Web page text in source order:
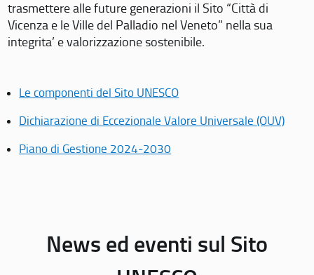
trasmettere alle future generazioni il Sito “Città di
Vicenza e le Ville del Palladio nel Veneto” nella sua
integrita’ e valorizzazione sostenibile.
Le componenti del Sito UNESCO
Dichiarazione di Eccezionale Valore Universale (OUV)
Piano di Gestione 2024-2030
News ed eventi sul Sito